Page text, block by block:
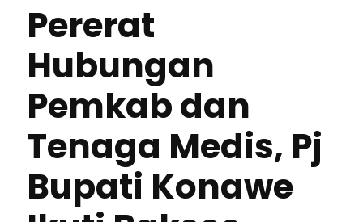
Pererat
Hubungan
Pemkab dan
Tenaga Medis, Pj
Bupati Konawe